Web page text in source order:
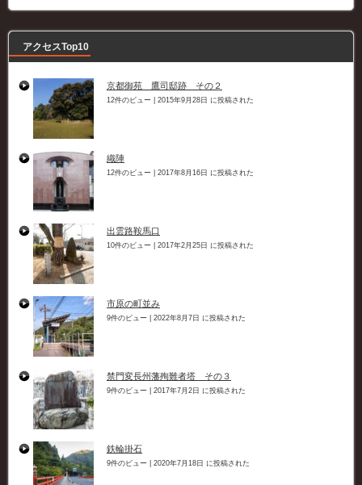
ー
アクセスTop10
京都御苑 鷹司邸跡 その２
12件のビュー 2015年9月28日 に投稿された
織陣
12件のビュー 2017年8月16日 に投稿された
出雲路鞍馬口
10件のビュー 2017年2月25日 に投稿された
市原の町並み
9件のビュー 2022年8月7日 に投稿された
禁門変長州藩殉難者塔 その３
9件のビュー 2017年7月2日 に投稿された
鉄輪掛石
9件のビュー 2020年7月18日 に投稿された